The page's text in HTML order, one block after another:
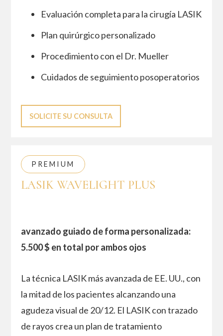
Evaluación completa para la cirugía LASIK
Plan quirúrgico personalizado
Procedimiento con el Dr. Mueller
Cuidados de seguimiento posoperatorios
SOLICITE SU CONSULTA
PREMIUM
LASIK WAVELIGHT PLUS
avanzado guiado de forma personalizada:
5.500 $ en total por ambos ojos
La técnica LASIK más avanzada de EE. UU., con
la mitad de los pacientes alcanzando una
agudeza visual de 20/12. El LASIK con trazado
de rayos crea un plan de tratamiento